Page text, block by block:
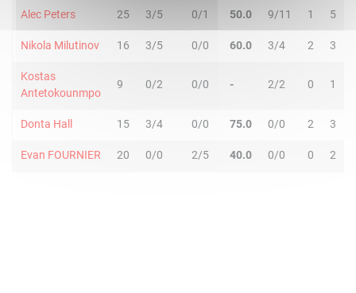
Alec Peters 25 3/5 0/1 50.0 9/11 1 5
Nikola Milutinov 16 3/5 0/0 60.0 3/4 2 3
Kostas
Antetokounmpo
9 0/2 0/0 - 2/2 0 1
Donta Hall 15 3/4 0/0 75.0 0/0 2 3
Evan FOURNIER 20 0/0 2/5 40.0 0/0 0 2